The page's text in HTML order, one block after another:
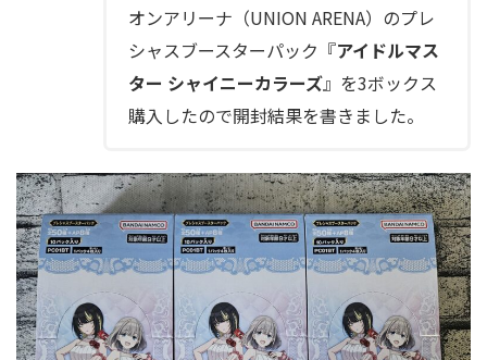
オンアリーナ（UNION ARENA）のプレ
シャスブースターパック『アイドルマス
ター シャイニーカラーズ』を3ボックス
購入したので開封結果を書きました。